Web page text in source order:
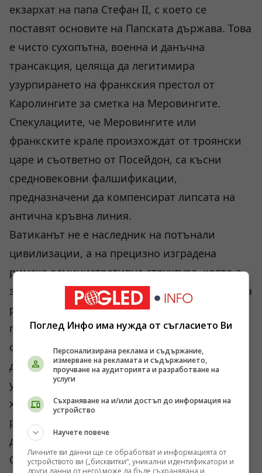
екзархат на папа Стефан II, с което се
поставят основите на Папската държава. Това
е чисто сухопътна, военна и данъчна
трансакция, целяща да легитимира
узурпирането на франкския престол от
Каролингите за сметка на Меровингите.
Спекулациите, че Меровингите или
франкските крале произхождат от троянски
царе и съответно от Посейдон, са късни
средновековни фалшификации,
предназначени да компенсират липсата на
антична кръвна линия.
Ватиканът не е наследник на потънали
цивилизации, а на прецизно изградена
римска административна структура, която е
запълнила вакуума след колапса на Западната
римска империя. Кръстосаните ключове на
герба – златен за духовното и сребърен за
светското управление – отразяват реалната
дуалистична власт, която Ватиканът е
упражнявал в Европа в продължение на
хилядолетие. Тази система контролира
разпределението на ресурсите, църковния
десятък и назначаването на монарси.
Следователно, тайната на Ватикана не е
Поглед Инфо има нужда от съгласието Ви
Персонализирана реклама и съдържание,
измерване на рекламата и съдържанието,
проучване на аудиторията и разработване на
услуги
Съхраняване на и/или достъп до информация на
устройство
Научете повече
Личните ви данни ще се обработват и информацията от
устройството ви („бисквитки“, уникални идентификатори и
други данни от него) може да бъде съхранявана и